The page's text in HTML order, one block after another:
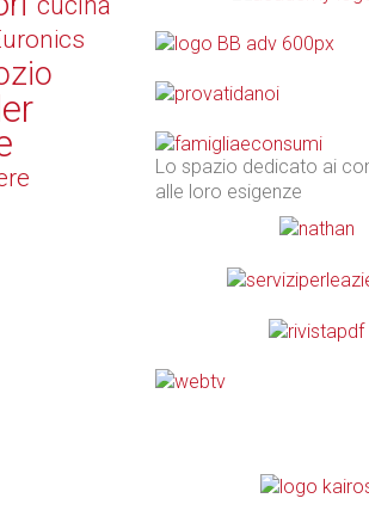
Lo spazio dedicato ai
alle loro esigenze